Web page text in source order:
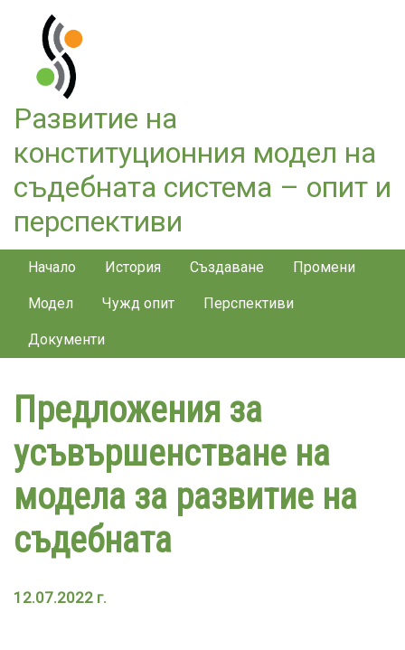
Развитие на
конституционния модел на
съдебната система – опит и
перспективи
Constitution menu
Начало История Създаване Промени
Модел Чужд опит Перспективи
Документи
Предложения за
усъвършенстване на
модела за развитие на
съдебната
12.07.2022 г.